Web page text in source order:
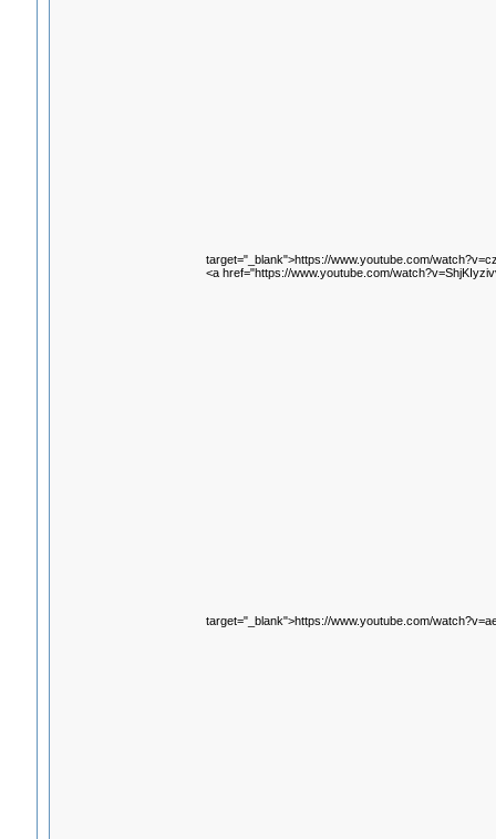
target="_blank">https://www.youtube.com/
<a href="https://www.youtube.com/
target="_blank">https://www.youtube.com/